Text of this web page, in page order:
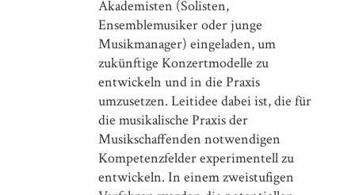
Akademisten (Solisten,
Ensemblemusiker oder junge
Musikmanager) eingeladen, um
zukünftige Konzertmodelle zu
entwickeln und in die Praxis
umzusetzen. Leitidee dabei ist, die für
die musikalische Praxis der
Musikschaffenden notwendigen
Kompetenzfelder experimentell zu
entwickeln. In einem zweistufigen